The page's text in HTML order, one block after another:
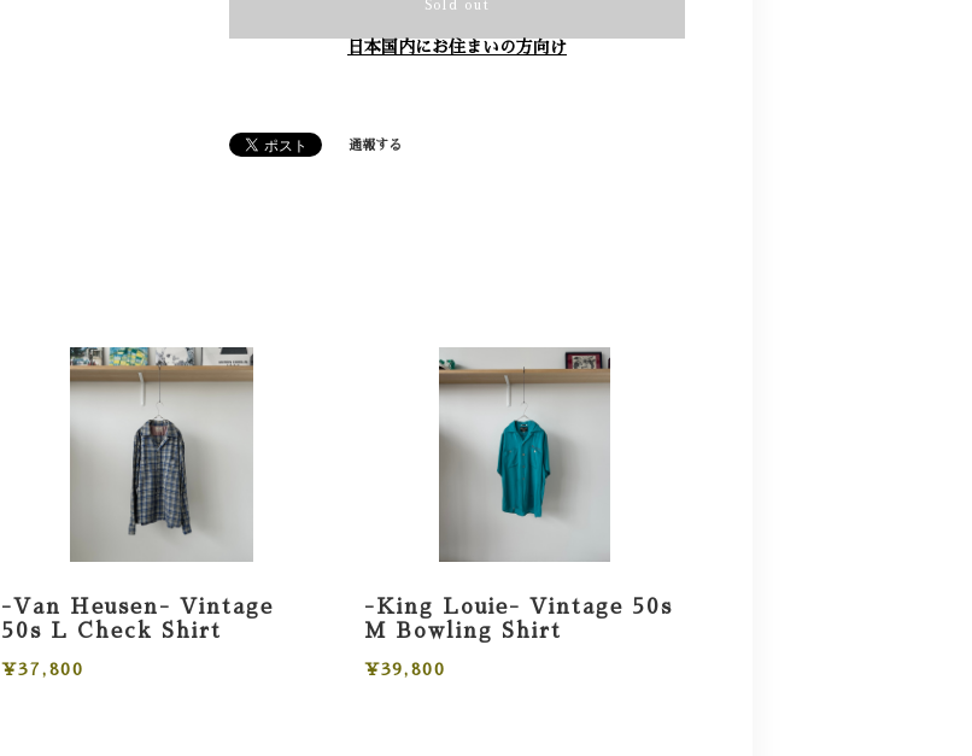
Sold out
日本国内にお住まいの方向け
通報する
-Van Heusen- Vintage
50s L Check Shirt
¥37,800
-King Louie- Vintage 50s
M Bowling Shirt
¥39,800